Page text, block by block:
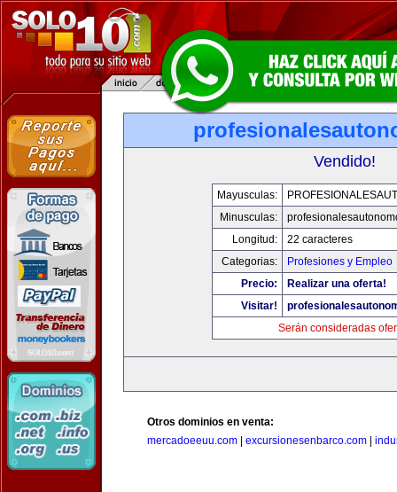
Vendido!
Mayusculas:
Minusculas:
Longitud:
22 caracteres
Categorias:
Profesiones y Empleo
Precio:
Realizar una oferta!
Visitar!
Serán consideradas
Otros dominios en venta:
mercadoeeuu.com
excursionesenbarco.com